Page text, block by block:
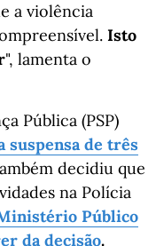
a violência
Isto
", lamenta o
Pública (PSP)
suspensa de três
decidiu que
na Polícia
Público
da decisão.